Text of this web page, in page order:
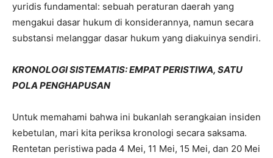
yuridis fundamental: sebuah peraturan daerah yang
mengakui dasar hukum di konsiderannya, namun secara
substansi melanggar dasar hukum yang diakuinya sendiri.
KRONOLOGI SISTEMATIS: EMPAT PERISTIWA, SATU
POLA PENGHAPUSAN
Untuk memahami bahwa ini bukanlah serangkaian insiden
kebetulan, mari kita periksa kronologi secara saksama.
Rentetan peristiwa pada 4 Mei, 11 Mei, 15 Mei, dan 20 Mei